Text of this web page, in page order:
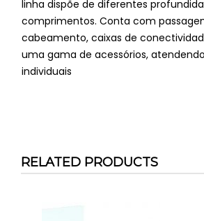
linha dispõe de diferentes
comprimentos. Conta com
cabeamento, caixas de
uma gama de acessórios,
individuais
RELATED PRODUCTS